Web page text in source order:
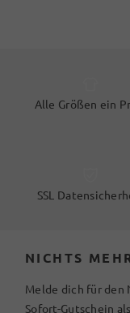
Alle Größen ein
SSL
NICHTS
Melde dich für den
Sofort-Gutschein